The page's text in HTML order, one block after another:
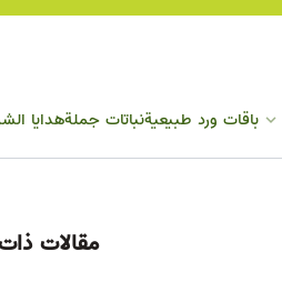
باقات ورد طبيعيةنباتات جملةهدايا
مقالات